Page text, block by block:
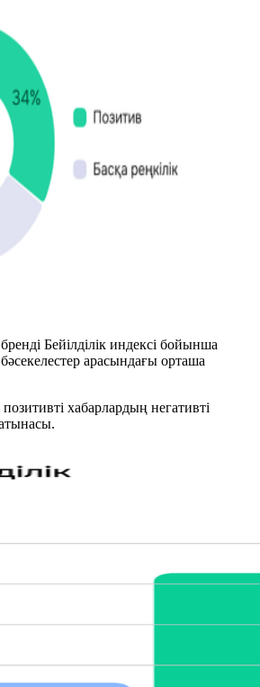
Бейілділік индексі бойынша
арасындағы орташа
хабарлардың негативті